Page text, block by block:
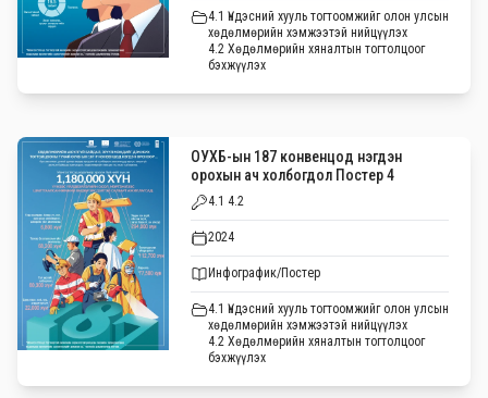
4.1 Үндэсний хууль тогтоомжийг олон улсын
хөдөлмөрийн хэмжээтэй нийцүүлэх
4.2 Хөдөлмөрийн хяналтын тогтолцоог
бэхжүүлэх
ОУХБ-ын 187 конвенцод нэгдэн
орохын ач холбогдол Постер 4
4.1 4.2
2024
Инфографик/Постер
4.1 Үндэсний хууль тогтоомжийг олон улсын
хөдөлмөрийн хэмжээтэй нийцүүлэх
4.2 Хөдөлмөрийн хяналтын тогтолцоог
бэхжүүлэх